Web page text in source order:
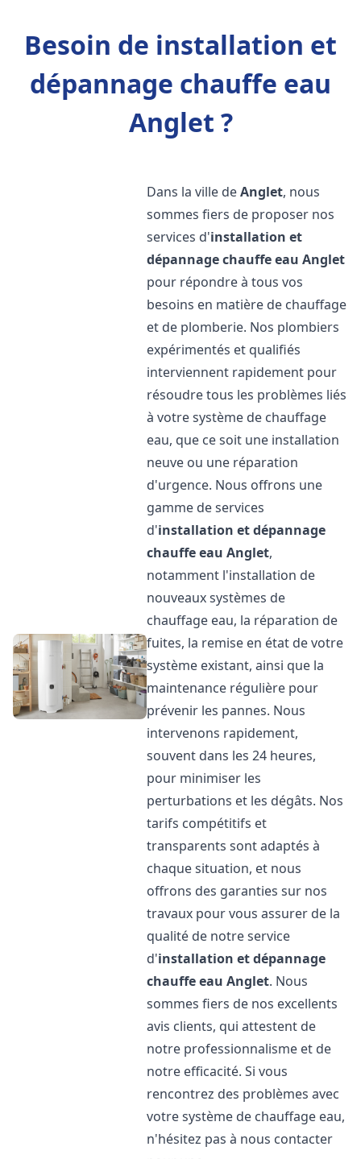
Besoin de installation et
dépannage chauffe eau
Anglet ?
Dans la ville deAnglet, nous
sommes fiers de proposer nos
services d'installation et
dépannage chauffe eau Anglet
pour répondre à tous vos
besoins en matière de chauffage
et de plomberie. Nos plombiers
expérimentés et qualifiés
interviennent rapidement pour
résoudre tous les problèmes liés
à votre système de chauffage
eau, que ce soit une installation
neuve ou une réparation
d'urgence. Nous offrons une
gamme de services
d'installation et dépannage
chauffe eau Anglet,
notamment l'installation de
nouveaux systèmes de
chauffage eau, la réparation de
fuites, la remise en état de votre
système existant, ainsi que la
maintenance régulière pour
prévenir les pannes. Nous
intervenons rapidement,
souvent dans les 24 heures,
pour minimiser les
perturbations et les dégâts. Nos
tarifs compétitifs et
transparents sont adaptés à
chaque situation, et nous
offrons des garanties sur nos
travaux pour vous assurer de la
qualité de notre service
d'installation et dépannage
chauffe eau Anglet. Nous
sommes fiers de nos excellents
avis clients, qui attestent de
notre professionnalisme et de
notre efficacité. Si vous
rencontrez des problèmes avec
votre système de chauffage eau,
n'hésitez pas à nous contacter